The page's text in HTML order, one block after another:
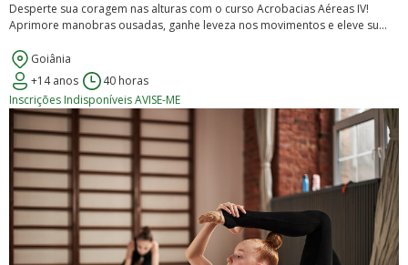
Desperte sua coragem nas alturas com o curso Acrobacias Aéreas IV!
Aprimore manobras ousadas, ganhe leveza nos movimentos e eleve su...
Goiânia
+14 anos
40 horas
Inscrições IndisponíveisAVISE-ME